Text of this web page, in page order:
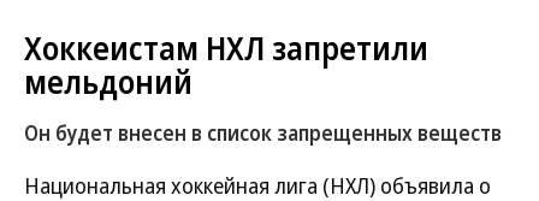
Хоккеистам НХЛ запретили
мельдоний
Он будет внесен в список запрещенных веществ
Национальная хоккейная лига (НХЛ) объявила о